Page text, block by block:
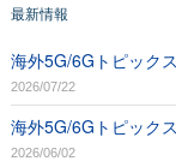
最新情報
海外5G/6Gトピック
2026/07/22
海外5G/6Gトピック
2026/06/02